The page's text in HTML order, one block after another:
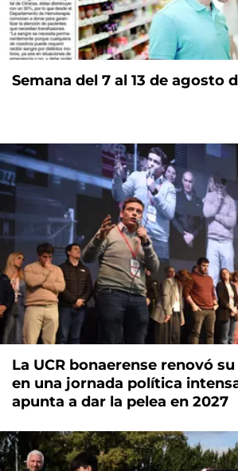
Semana del 7 al 13 de agosto
La UCR bonaerense renovó
en una jornada política
apunta a dar la pelea en 2027